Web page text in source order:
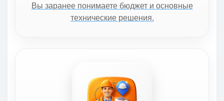
Вы заранее понимаете бюджет и основные
технические решения.